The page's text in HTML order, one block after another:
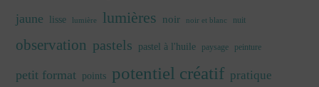
jaune lisse lumière lumières noir noir et blanc nuit
observation pastels pastel à l'huile paysage peinture
petit format points potentiel créatif pratique